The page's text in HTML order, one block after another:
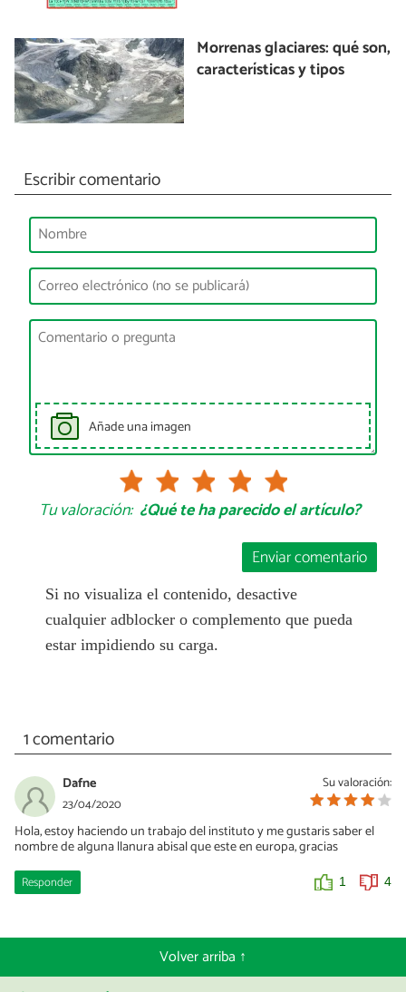
Morrenas glaciares: qué son,
características y tipos
Escribir comentario
Añade una imagen
Tu valoración: ¿Qué te ha parecido el artículo?
Enviar comentario
Si no visualiza el contenido, desactive
cualquier adblocker o complemento que pueda
estar impidiendo su carga.
1 comentario
Su valoración:
Dafne
23/04/2020
Hola, estoy haciendo un trabajo del instituto y me gustaris saber el
nombre de alguna llanura abisal que este en europa, gracias
Responder 1 4
Volver arriba ↑